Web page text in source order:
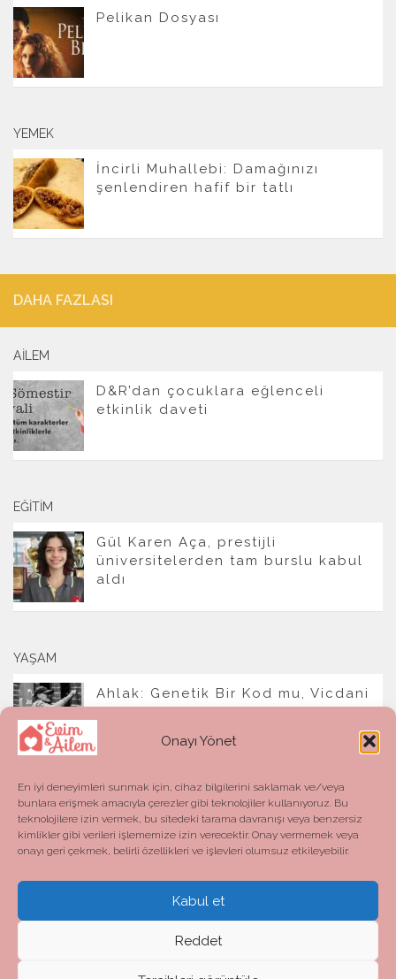
Onayı Yönet
En iyi deneyimleri sunmak için, cihaz bilgilerini saklamak ve/veya
bunlara erişmek amacıyla çerezler gibi teknolojiler kullanıyoruz. Bu
teknolojilere izin vermek, bu sitedeki tarama davranışı veya benzersiz
kimlikler gibi verileri işlememize izin verecektir. Onay vermemek veya
onayı geri çekmek, belirli özellikleri ve işlevleri olumsuz etkileyebilir.
Kabul et
Reddet
Pelikan Dosyası
YEMEK
İncirli Muhallebi: Damağınızı
şenlendiren hafif bir tatlı
DAHA FAZLASI
AILEM
D&R’dan çocuklara eğlenceli
etkinlik daveti
EĞITIM
Gül Karen Aça, prestijli
üniversitelerden tam burslu kabul
aldı
YAŞAM
Ahlak: Genetik Bir Kod mu, Vicdani
Evim ve Ailem © 2026. All Rights Reserved.